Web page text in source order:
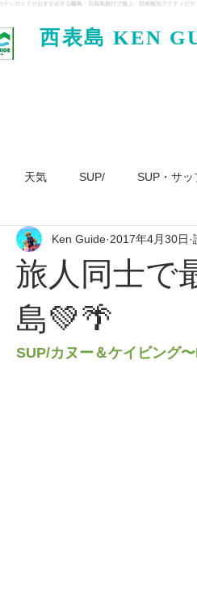
ケンガイドがおすすめする離島・石垣島旅行で遊ぶ・西表観光アクティ
西表島 KEN
天気 SUP/ SUP・サッ
グル大冒険ツアー パナリ島
旅人同士で
島💚🌴
Ken Guide 2017年4月30日
SUP/カヌー＆ケイビング